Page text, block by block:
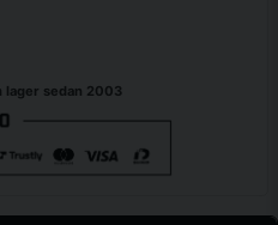
lager sedan 2003